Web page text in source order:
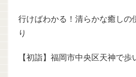
行けばわかる！清らかな癒しの
り
【初詣】福岡市中央区天神で歩